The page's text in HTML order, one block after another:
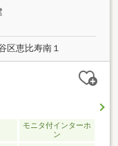
区恵比寿南１
モニタ付インターホ
ン